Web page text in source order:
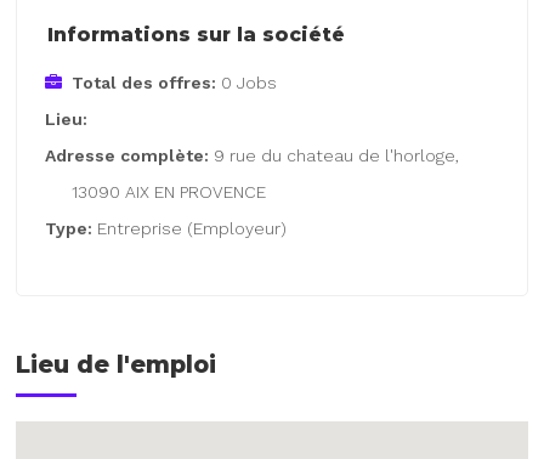
Informations sur la société
Total des offres: 0 Jobs
Lieu:
Adresse complète: 9 rue du chateau de l'horloge,
13090 AIX EN PROVENCE
Type: Entreprise (Employeur)
Lieu de l'emploi